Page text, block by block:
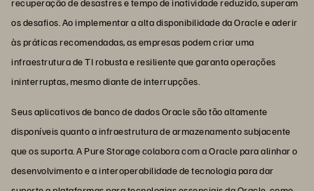
os desafios. Ao implementar a alta disponibilidade da Oracle e aderir
às práticas recomendadas, as empresas podem criar uma
infraestrutura de TI robusta e resiliente que garanta operações
ininterruptas, mesmo diante de interrupções.
Seus aplicativos de banco de dados Oracle são tão altamente
disponíveis quanto a infraestrutura de armazenamento subjacente
que os suporta. A Pure Storage colabora com a Oracle para alinhar o
desenvolvimento e a interoperabilidade de tecnologia para dar